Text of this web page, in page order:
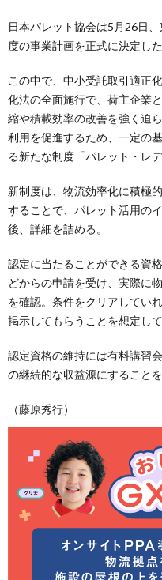
日本パレット協会は5月26日
度の事業計画を正式に決定した
この中で、中小受託取引適正
化法の全面施行で、荷主企業
縮や積載効率の改善を強く迫
利用を促進するため、一定の
る新たな制度「パレット・レ
新制度は、物流効率化に積極
することで、パレット活用の
後、詳細を詰める。
認定に当たることができる資
どからの申請を受け、実際に
を確認。条件をクリアしてい
掲示してもらうことを想定して
認定資格の維持には有料講習
の継続的な収益源にすること
（藤原秀行）